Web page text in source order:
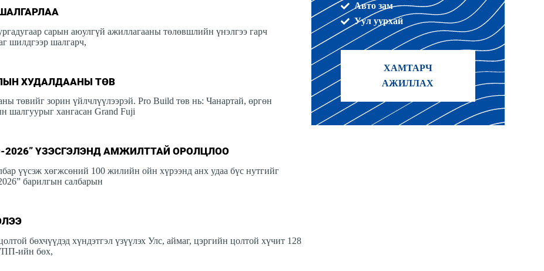
сарын аюулгүй ажиллагааны төлөвшлийн үнэлгээ гарч
шилдгээр шалгарч,
ХУДАЛДААНЫ ТӨВ
төвийг зорин үйлчлүүлээрэй. Pro Build төв нь: Чанартай, өргөн
шалгуурыг хангасан Grand Fuji
2026” ҮЗЭСГЭЛЭНД АМЖИЛТТАЙ ОРОЛЦЛОО
үүсэж хөгжсөний 100 жилийн ойн хүрээнд анх удаа бүс нутгийг
барилгын салбарын
бөхчүүдэд хүндэтгэл үзүүлэх Улс, аймаг, цэргийн цолтой хүчит 128
ийн бөх,
Авто зам
Уул уурхай
ХАМТАРЧ
АЖИЛЛАХ